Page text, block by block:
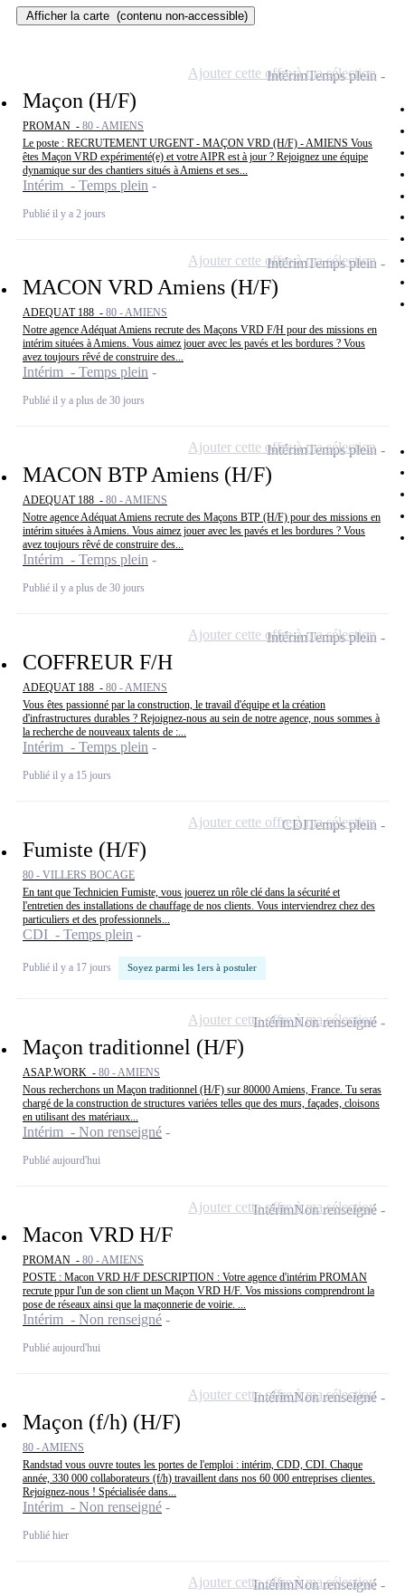
Afficher la carte (contenu non-accessible)
Maçon (H/F)
PROMAN - 80 - AMIENS
Le poste : RECRUTEMENT URGENT - MAÇON VRD (H/F) - AMIENS Vous
êtes Maçon VRD expérimenté(e) et votre AIPR est à jour ? Rejoignez une équipe
dynamique sur des chantiers situés à Amiens et ses...
Intérim - Temps plein
Publié il y a 2 jours
IntérimTemps plein
Ajouter cette offre à ma sélection
MACON VRD Amiens (H/F)
ADEQUAT 188 - 80 - AMIENS
Notre agence Adéquat Amiens recrute des Maçons VRD F/H pour des missions en
intérim situées à Amiens. Vous aimez jouer avec les pavés et les bordures ? Vous
avez toujours rêvé de construire des...
Intérim - Temps plein
Publié il y a plus de 30 jours
IntérimTemps plein
Ajouter cette offre à ma sélection
MACON BTP Amiens (H/F)
ADEQUAT 188 - 80 - AMIENS
Notre agence Adéquat Amiens recrute des Maçons BTP (H/F) pour des missions en
intérim situées à Amiens. Vous aimez jouer avec les pavés et les bordures ? Vous
avez toujours rêvé de construire des...
Intérim - Temps plein
Publié il y a plus de 30 jours
IntérimTemps plein
Ajouter cette offre à ma sélection
COFFREUR F/H
ADEQUAT 188 - 80 - AMIENS
Vous êtes passionné par la construction, le travail d'équipe et la création
d'infrastructures durables ? Rejoignez-nous au sein de notre agence, nous sommes à
la recherche de nouveaux talents de :...
Intérim - Temps plein
Publié il y a 15 jours
IntérimTemps plein
Ajouter cette offre à ma sélection
Fumiste (H/F)
80 - VILLERS BOCAGE
En tant que Technicien Fumiste, vous jouerez un rôle clé dans la sécurité et
l'entretien des installations de chauffage de nos clients. Vous interviendrez chez des
particuliers et des professionnels...
CDI - Temps plein
Publié il y a 17 jours Soyez parmi les 1ers à postuler
CDITemps plein
Ajouter cette offre à ma sélection
Maçon traditionnel (H/F)
ASAP.WORK - 80 - AMIENS
Nous recherchons un Maçon traditionnel (H/F) sur 80000 Amiens, France. Tu seras
chargé de la construction de structures variées telles que des murs, façades, cloisons
en utilisant des matériaux...
Intérim - Non renseigné
Publié aujourd'hui
IntérimNon renseigné
Ajouter cette offre à ma sélection
Macon VRD H/F
PROMAN - 80 - AMIENS
POSTE : Macon VRD H/F DESCRIPTION : Votre agence d'intérim PROMAN
recrute ppur l'un de son client un Maçon VRD H/F. Vos missions comprendront la
pose de réseaux ainsi que la maçonnerie de voirie. ...
Intérim - Non renseigné
Publié aujourd'hui
IntérimNon renseigné
Ajouter cette offre à ma sélection
Maçon (f/h) (H/F)
80 - AMIENS
Randstad vous ouvre toutes les portes de l'emploi : intérim, CDD, CDI. Chaque
année, 330 000 collaborateurs (f/h) travaillent dans nos 60 000 entreprises clientes.
Rejoignez-nous ! Spécialisée dans...
Intérim - Non renseigné
Publié hier
IntérimNon renseigné
Ajouter cette offre à ma sélection
IntérimNon renseigné
Ajouter cette offre à ma sélection